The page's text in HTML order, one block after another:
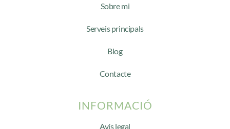
Sobre mi
Serveis principals
Blog
Contacte
INFORMACIÓ
Avís legal